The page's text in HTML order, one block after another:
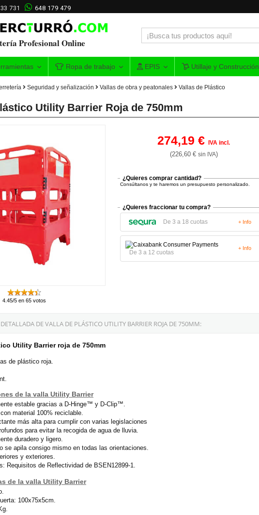
731 648 179 479
Profesional Online
Ropa de trabajo EPIS Utillaje y Construcción
Seguridad y señalización Vallas de obra y peatonales Vallas de Plástico
Utility Barrier Roja de 750mm
4.45/5 en 65 votos
274,19 €IVA incl.
(226,60 € sin IVA)
¿Quieres comprar cantidad?
Consúltanos y te haremos un presupuesto personalizado.
¿Quieres fraccionar tu compra?
De 3 a 18 cuotas + Info
De 3 a 12 cuotas
+ Info
DE VALLA DE PLÁSTICO UTILITY BARRIER ROJA DE 750MM:
Utility Barrier roja de 750mm
de plástico roja.
de la valla Utility Barrier
estable gracias a D-Hinge™ y D-Clip™.
material 100% reciclable.
más alta para cumplir con varias legislaciones
para evitar la recogida de agua de lluvia.
duradero y ligero.
se apila consigo mismo en todas las orientaciones.
y exteriores.
Requisitos de Reflectividad de BSEN12899-1.
de la valla Utility Barrier
100x75x5cm.